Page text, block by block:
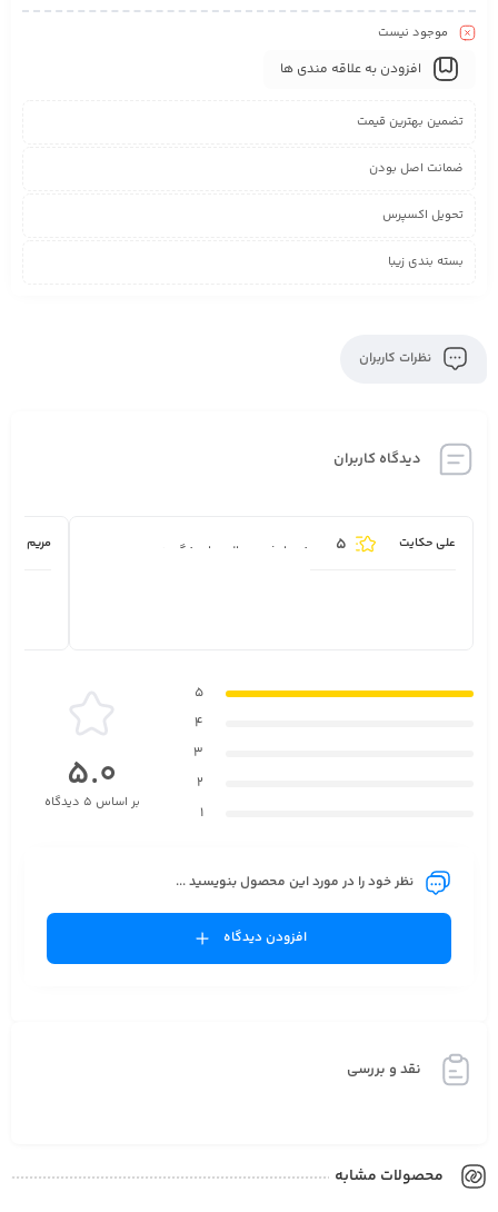
موجود نیست
افزودن به علاقه مندی ها
تضمین بهترین قیمت
ضمانت اصل بودن
تحویل اکسپرس
بسته بندی زیبا
نظرات کاربران
دیدگاه کاربران
علی حکایت 5 خدماتشون عالیه پاسخگو هستن. مریم
5
4
3
2
1
5.0
بر اساس 5 دیدگاه
نظر خود را در مورد این محصول بنویسید ...
افزودن دیدگاه
نقد و بررسی
محصولات مشابه